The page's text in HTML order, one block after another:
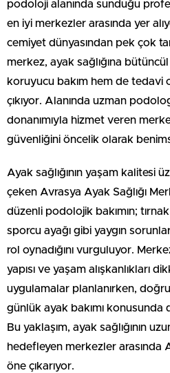
podoloji alanında sunduğu
en iyi merkezler arasında yer
cemiyet dünyasından pek çok
merkez, ayak sağlığına
koruyucu bakım hem de tedavi
çıkıyor. Alanında uzman
donanımıyla hizmet veren
güvenliğini öncelik olarak
Ayak sağlığının yaşam kalitesi
çeken Avrasya Ayak Sağlığı
düzenli podolojik bakımın;
sporcu ayağı gibi yaygın
rol oynadığını vurguluyor.
yapısı ve yaşam alışkanlıkları
uygulamalar planlanırken,
günlük ayak bakımı konusunda
Bu yaklaşım, ayak sağlığının
hedefleyen merkezler arasında
öne çıkarıyor.